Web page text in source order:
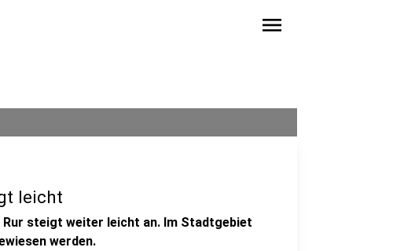
menu
leicht
steigt weiter leicht an. Im Stadtgebiet
werden.